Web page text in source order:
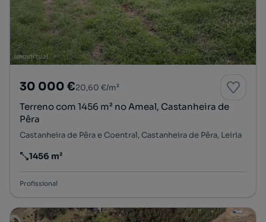
30 000 €20,60 €/m²
Terreno com 1456 m² no Ameal, Castanheira de
Pêra
Castanheira de Pêra e Coentral, Castanheira de Pêra, Leiria
Preço por metro quadrado
1456 m²
Profissional